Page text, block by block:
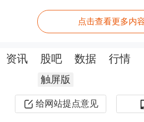
用也很好，跟国际比较，
平非常低，(地方债)转为
能够给地方政府松绑，
况能够有所恢复，能够真
经济发展去谋划，而不是
点击查看更多内
资讯 股吧 数据 行情
触屏版
给网站提点意见